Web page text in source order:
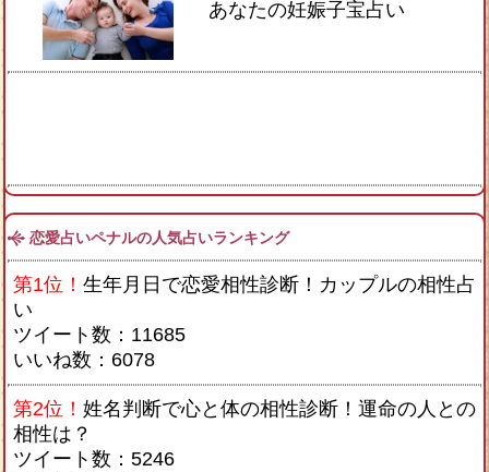
あなたの妊娠子宝占い
恋愛占いペナルの人気占いランキング
第1位！ 生年月日で恋愛相性診断！カップルの相性占
い
ツイート数：11685
いいね数：6078
第2位！ 姓名判断で心と体の相性診断！運命の人との
相性は？
ツイート数：5246